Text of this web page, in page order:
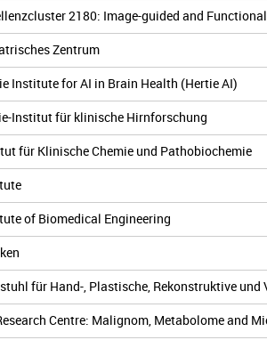
2180: Image-guided and
Zentrum
Institute for AI in Brain Health (Hertie AI)
Institut für klinische Hirnforschung
für Klinische Chemie und Pathobiochemie
of Biomedical Engineering
für Hand-, Plastische, Rekonstruktive
Centre: Malignom, Metabolome and